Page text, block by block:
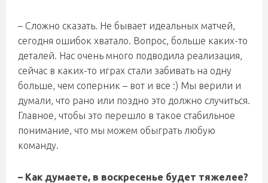
– Сложно сказать. Не бывает идеальных матчей,
сегодня ошибок хватало. Вопрос, больше каких-то
деталей. Нас очень много подводила реализация,
сейчас в каких-то играх стали забивать на одну
больше, чем соперник – вот и все :) Мы верили и
думали, что рано или поздно это должно случиться.
Главное, чтобы это перешло в такое стабильное
понимание, что мы можем обыграть любую
команду.
– Как думаете, в воскресенье будет тяжелее?